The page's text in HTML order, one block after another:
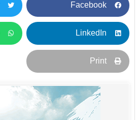
Facebook
LinkedIn
Print